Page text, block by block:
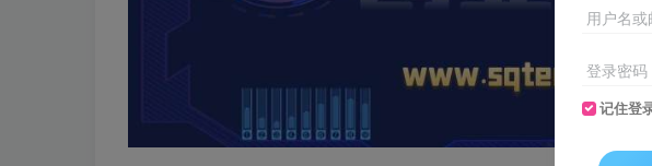
用户名或
登录密码
记住登